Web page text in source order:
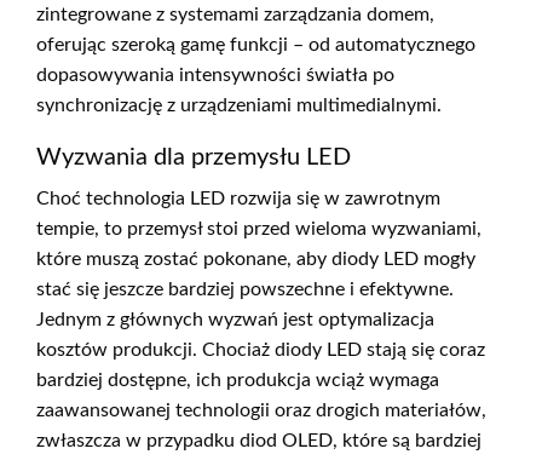
zintegrowane z systemami zarządzania domem,
oferując szeroką gamę funkcji – od automatycznego
dopasowywania intensywności światła po
synchronizację z urządzeniami multimedialnymi.
Wyzwania dla przemysłu LED
Choć technologia LED rozwija się w zawrotnym
tempie, to przemysł stoi przed wieloma wyzwaniami,
które muszą zostać pokonane, aby diody LED mogły
stać się jeszcze bardziej powszechne i efektywne.
Jednym z głównych wyzwań jest optymalizacja
kosztów produkcji. Chociaż diody LED stają się coraz
bardziej dostępne, ich produkcja wciąż wymaga
zaawansowanej technologii oraz drogich materiałów,
zwłaszcza w przypadku diod OLED, które są bardziej